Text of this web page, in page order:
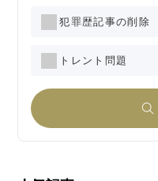
犯罪歴記事の削除
トレント問題